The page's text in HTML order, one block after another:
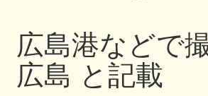
広島港などで
広島 と記載